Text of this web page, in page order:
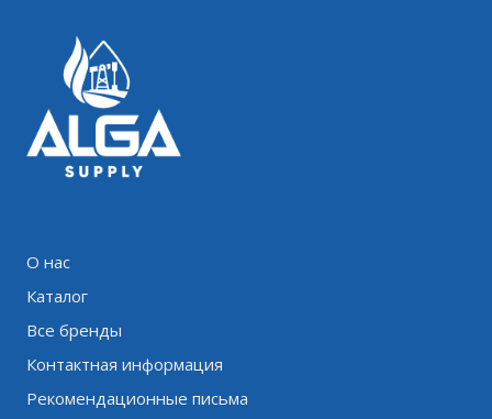
О нас
Каталог
Все бренды
Контактная информация
Рекомендационные письма